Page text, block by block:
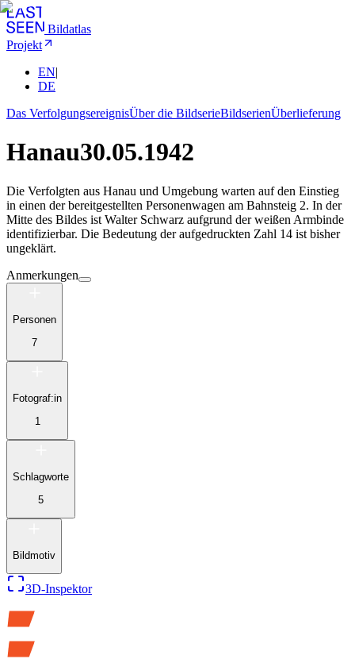
Bildatlas
Projekt
EN|
DE
Das VerfolgungsereignisÜber die BildserieBildserienÜberlieferung
Hanau30.05.1942
Die Verfolgten aus Hanau und Umgebung warten auf den Einstieg
in einen der bereitgestellten Personenwagen am Bahnsteig 2. In der
Mitte des Bildes ist Walter Schwarz aufgrund der weißen Armbinde
identifizierbar. Die Bedeutung der aufgedruckten Zahl 14 ist bisher
ungeklärt.
Anmerkungen
Personen
7
Fotograf:in
1
Schlagworte
5
Bildmotiv
3D-Inspektor